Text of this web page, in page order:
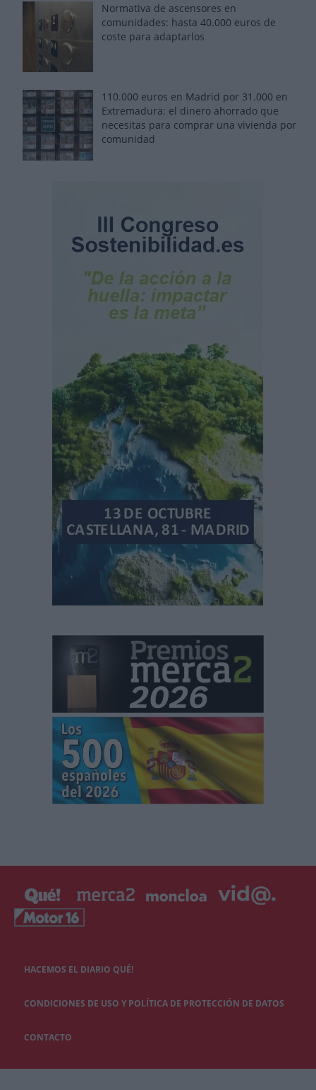
Normativa de ascensores en
comunidades: hasta 40.000 euros de
coste para adaptarlos
110.000 euros en Madrid por 31.000 en
Extremadura: el dinero ahorrado que
necesitas para comprar una vivienda por
comunidad
HACEMOS EL DIARIO QUÉ!
CONDICIONES DE USO Y POLÍTICA DE PROTECCIÓN DE DATOS
CONTACTO